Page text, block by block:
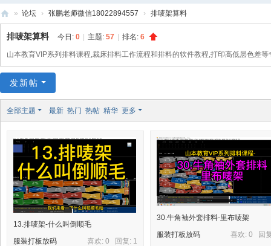
山
教
服
» 论坛 › 张鹏老师微信18022894557 › 排唛架算料
排唛架算料 今日: 0 主题: 57 排名: 6
山本教育VIP系列排料课程,裁床排料工作流程和排料的软件教程,打印高低层色差
发新帖
全部主题 最新 热门 热帖 精华 更多
13.排唛架-什么叫倒顺毛
喜欢: 0 回复: 1
服装打板放码
30.牛角袖外套排料-里布唛架
喜欢: 0 回
服装打板放码